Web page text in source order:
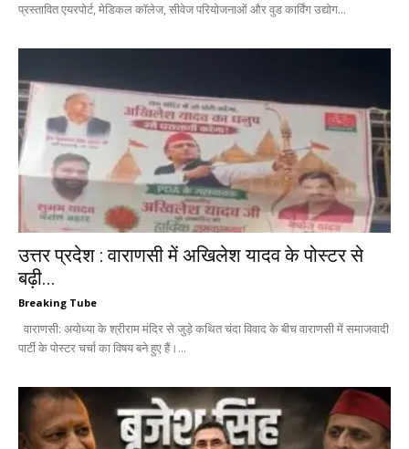
प्रस्तावित एयरपोर्ट, मेडिकल कॉलेज, सीवेज परियोजनाओं और वुड कार्विंग उद्योग...
उत्तर प्रदेश : वाराणसी में अखिलेश यादव के पोस्टर से
बढ़ी...
Breaking Tube
वाराणसी: अयोध्या के श्रीराम मंदिर से जुड़े कथित चंदा विवाद के बीच वाराणसी में समाजवादी
पार्टी के पोस्टर चर्चा का विषय बने हुए हैं।...